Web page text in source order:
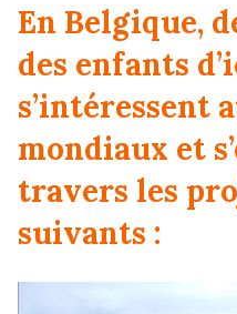
En Belgique,
des enfants
s’intéressent
mondiaux et
travers les
suivants :